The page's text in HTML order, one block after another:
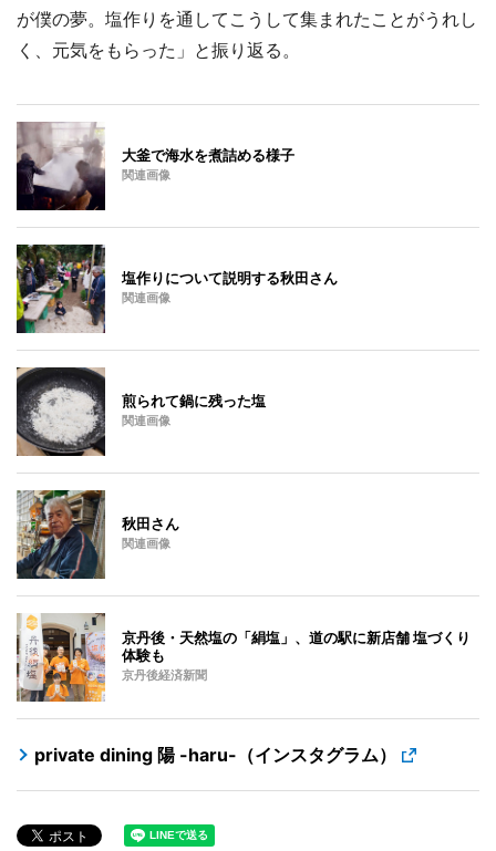
が僕の夢。塩作りを通してこうして集まれたことがうれし
く、元気をもらった」と振り返る。
大釜で海水を煮詰める様子
関連画像
塩作りについて説明する秋田さん
関連画像
煎られて鍋に残った塩
関連画像
秋田さん
関連画像
京丹後・天然塩の「絹塩」、道の駅に新店舗 塩づくり
体験も
京丹後経済新聞
private dining 陽 -haru-（インスタグラム）